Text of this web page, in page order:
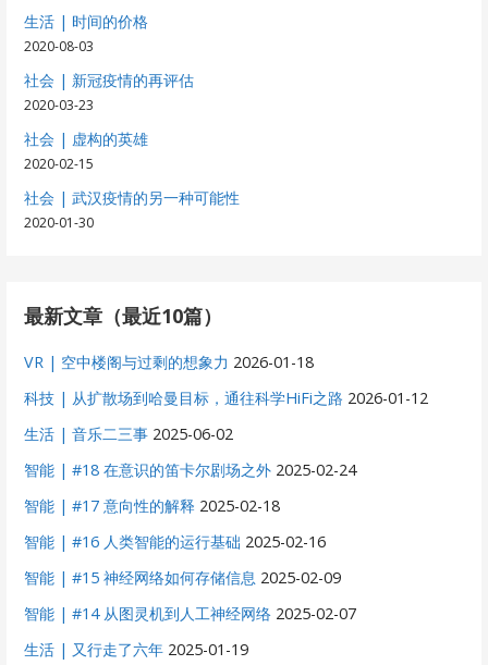
生活 | 时间的价格
2020-08-03
社会 | 新冠疫情的再评估
2020-03-23
社会 | 虚构的英雄
2020-02-15
社会 | 武汉疫情的另一种可能性
2020-01-30
最新文章（最近10篇）
VR | 空中楼阁与过剩的想象力 2026-01-18
科技 | 从扩散场到哈曼目标，通往科学HiFi之路 2026-01-12
生活 | 音乐二三事 2025-06-02
智能 | #18 在意识的笛卡尔剧场之外 2025-02-24
智能 | #17 意向性的解释 2025-02-18
智能 | #16 人类智能的运行基础 2025-02-16
智能 | #15 神经网络如何存储信息 2025-02-09
智能 | #14 从图灵机到人工神经网络 2025-02-07
生活 | 又行走了六年 2025-01-19